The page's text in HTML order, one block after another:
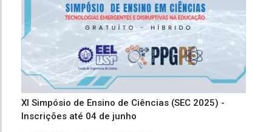
XI Simpósio de Ensino de Ciências (SEC 2025) -
Inscrições até 04 de junho